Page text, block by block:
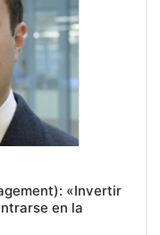
«Invertir
en la